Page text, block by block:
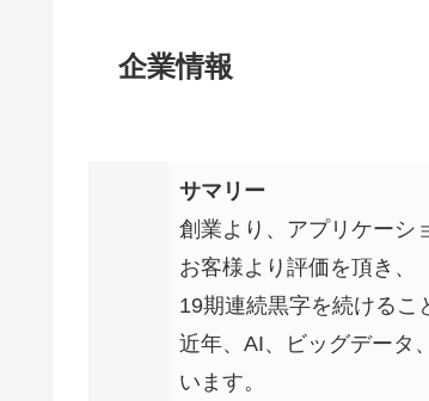
企業情報
サマリー
創業より、アプリケーシ
お客様より評価を頂き、
19期連続黒字を続けるこ
近年、AI、ビッグデータ
います。